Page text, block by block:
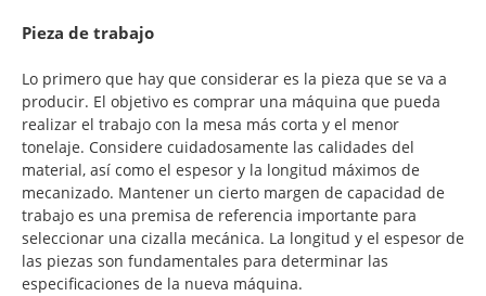
Pieza de trabajo
Lo primero que hay que considerar es la pieza que se va a
producir. El objetivo es comprar una máquina que pueda
realizar el trabajo con la mesa más corta y el menor
tonelaje. Considere cuidadosamente las calidades del
material, así como el espesor y la longitud máximos de
mecanizado. Mantener un cierto margen de capacidad de
trabajo es una premisa de referencia importante para
seleccionar una cizalla mecánica. La longitud y el espesor de
las piezas son fundamentales para determinar las
especificaciones de la nueva máquina.